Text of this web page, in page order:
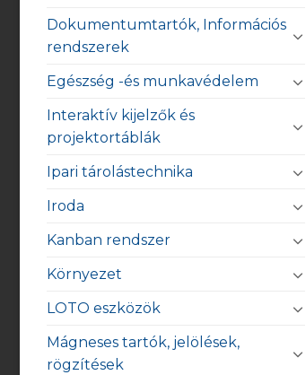
Dokumentumtartók, Információs
rendszerek
Egészség -és munkavédelem
Interaktív kijelzők és
projektortáblák
Ipari tárolástechnika
Iroda
Kanban rendszer
Környezet
LOTO eszközök
Mágneses tartók, jelölések,
rögzítések